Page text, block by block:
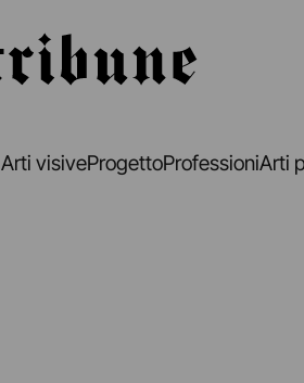
Arti visiveProgettoProfessioniArti